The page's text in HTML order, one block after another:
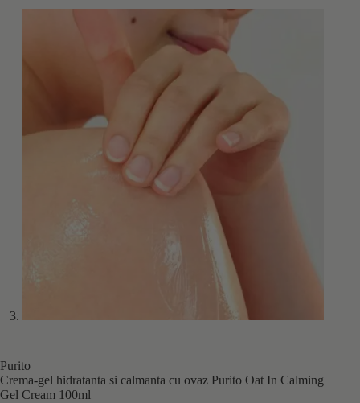
Purito
Crema-gel hidratanta si calmanta cu ovaz Purito Oat In Calming
Gel Cream 100ml